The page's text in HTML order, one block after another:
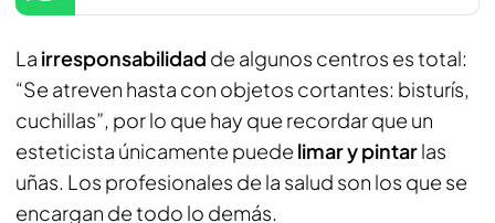
La irresponsabilidad de algunos centros es total:
“Se atreven hasta con objetos cortantes: bisturís,
cuchillas”, por lo que hay que recordar que un
esteticista únicamente puede limar y pintarlas
uñas. Los profesionales de la salud son los que se
encargan de todo lo demás.